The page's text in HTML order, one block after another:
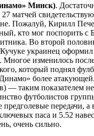
Минск).
27 матчей
Пожалуй, Кирилл
кто мог поспорить с
Во второй
украинец
Многое изменилось
который поднял
более
— таким показателем
футболистов
передачи, а
паса и 5.52
очень сильно.